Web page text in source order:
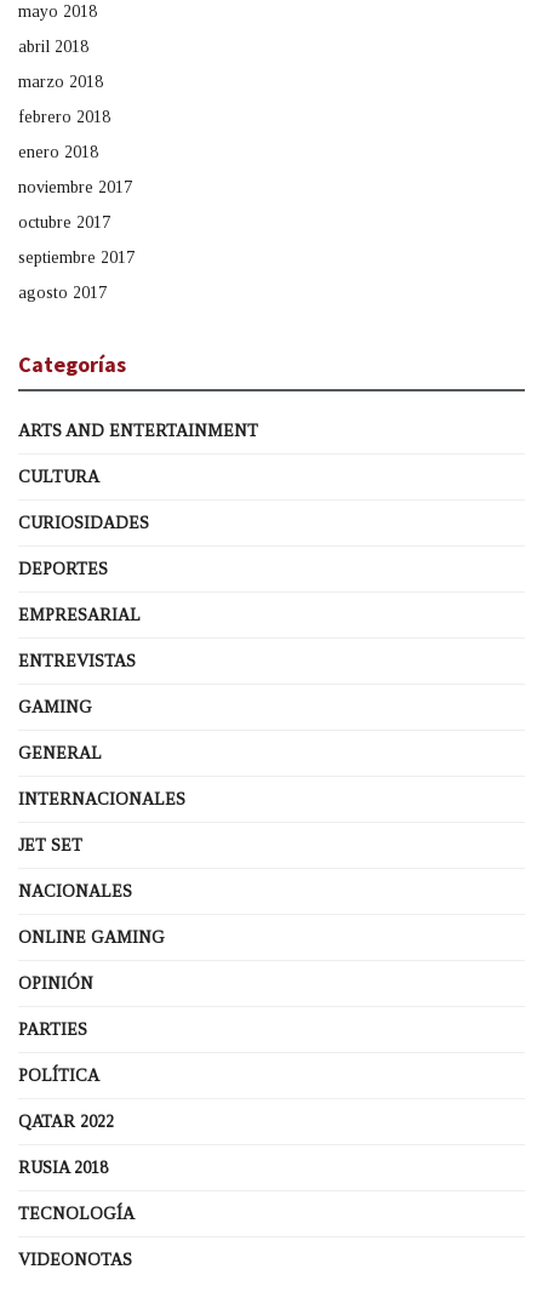
mayo 2018
abril 2018
marzo 2018
febrero 2018
enero 2018
noviembre 2017
octubre 2017
septiembre 2017
agosto 2017
Categorías
ARTS AND ENTERTAINMENT
CULTURA
CURIOSIDADES
DEPORTES
EMPRESARIAL
ENTREVISTAS
GAMING
GENERAL
INTERNACIONALES
JET SET
NACIONALES
ONLINE GAMING
OPINIÓN
PARTIES
POLÍTICA
QATAR 2022
RUSIA 2018
TECNOLOGÍA
VIDEONOTAS